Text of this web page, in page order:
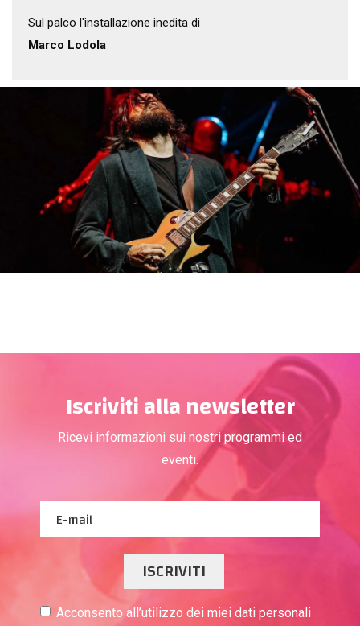
Sul palco l'installazione inedita di
Marco Lodola
Iscriviti alla newsletter
Ricevi informazioni sui nostri programmi ed
eventi.
ISCRIVITI
Acconsento all’utilizzo dei miei dati personali